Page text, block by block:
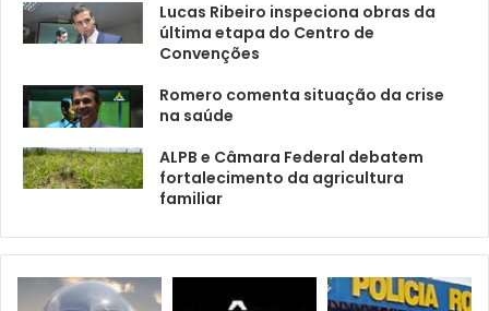
Lucas Ribeiro inspeciona obras da
última etapa do Centro de
Convenções
Romero comenta situação da crise
na saúde
ALPB e Câmara Federal debatem
fortalecimento da agricultura
familiar